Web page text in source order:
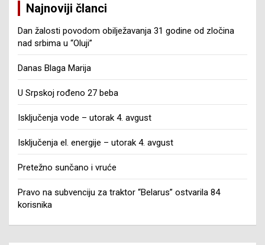
Najnoviji članci
Dan žalosti povodom obilježavanja 31 godine od zločina
nad srbima u “Oluji”
Danas Blaga Marija
U Srpskoj rođeno 27 beba
Isključenja vode – utorak 4. avgust
Isključenja el. energije – utorak 4. avgust
Pretežno sunčano i vruće
Pravo na subvenciju za traktor “Belarus” ostvarila 84
korisnika